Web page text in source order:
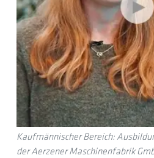
Kaufmännischer Bereich:
der Aerzener Maschinenfabrik